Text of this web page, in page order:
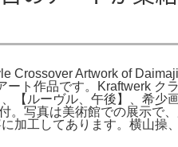
Crossover Artwork of
ト作品です。Kraftwerk ク
ルーヴル、午後】、希少
。写真は美術館での展示
工してあります。横山操